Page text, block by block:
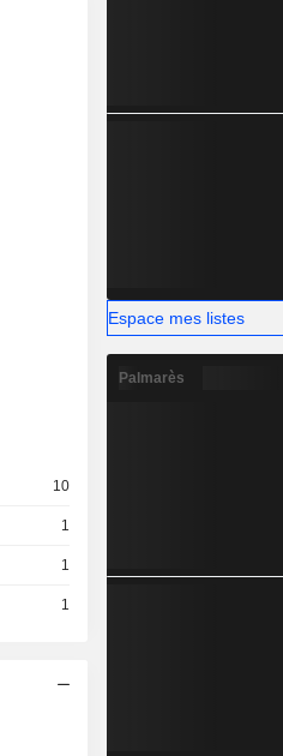
10
1
1
1
Espace mes listes
Palmarès